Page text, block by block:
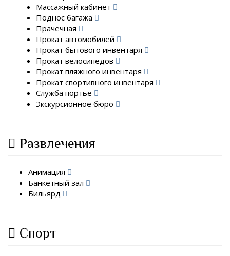
Массажный кабинет
Поднос багажа
Прачечная
Прокат автомобилей
Прокат бытового инвентаря
Прокат велосипедов
Прокат пляжного инвентаря
Прокат спортивного инвентаря
Служба портье
Экскурсионное бюро
Развлечения
Анимация
Банкетный зал
Бильярд
Спорт